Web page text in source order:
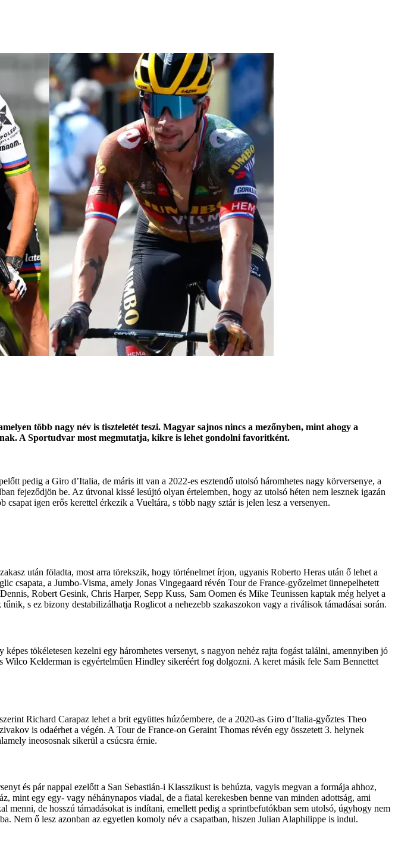
több nagy név is tiszteletét teszi. Magyar sajnos nincs a mezőnyben, mint ahogy a
A Sportudvar most megmutatja, kikre is lehet gondolni favoritként.
pedig a Giro d’Italia, de máris itt van a 2022-es esztendő utolsó háromhetes nagy körversenye, a
fejeződjön be. Az útvonal kissé lesújtó olyan értelemben, hogy az utolsó héten nem lesznek igazán
igen erős kerettel érkezik a Vueltára, s több nagy sztár is jelen lesz a versenyen.
után föladta, most arra törekszik, hogy történelmet írjon, ugyanis Roberto Heras után ő lehet a
csapata, a Jumbo-Visma, amely Jonas Vingegaard révén Tour de France-győzelmet ünnepelhetett
Robert Gesink, Chris Harper, Sepp Kuss, Sam Oomen és Mike Teunissen kaptak még helyet a
s ez bizony destabilizálhatja Roglicot a nehezebb szakaszokon vagy a riválisok támadásai során.
tökéletesen kezelni egy háromhetes versenyt, s nagyon nehéz rajta fogást találni, amennyiben jó
Kelderman is egyértelműen Hindley sikeréért fog dolgozni. A keret másik fele Sam Bennettet
Richard Carapaz lehet a brit együttes húzóembere, de a 2020-as Giro d’Italia-győztes Theo
is odaérhet a végén. A Tour de France-on Geraint Thomas révén egy összetett 3. helynek
ineososnak sikerül a csúcsra érnie.
és pár nappal ezelőtt a San Sebastián-i Klasszikust is behúzta, vagyis megvan a formája ahhoz,
mint egy egy- vagy néhánynapos viadal, de a fiatal kerekesben benne van minden adottság, ami
de hosszú támadásokat is indítani, emellett pedig a sprintbefutókban sem utolsó, úgyhogy nem
Nem ő lesz azonban az egyetlen komoly név a csapatban, hiszen Julian Alaphilippe is indul.